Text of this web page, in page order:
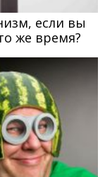
если вы
же время?